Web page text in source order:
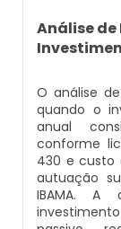
Empresas
Kit Análise
Kit
Kit Análise
Efluentes
Estação
Onde
Filtro Para
Líquido
Elemento
Análise
O análise
quando o
anual
conforme
430 e custo
autuação
IBAMA. A